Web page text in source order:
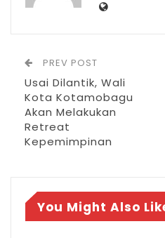
Agu 4, 2026
HUT Bolsel ke-
dan…
kepada pemerintah,
PREV POST
Usai Dilantik, Wali
Kota Kotamobagu
Akan Melakukan
Retreat
Kepemimpinan
You Might Also